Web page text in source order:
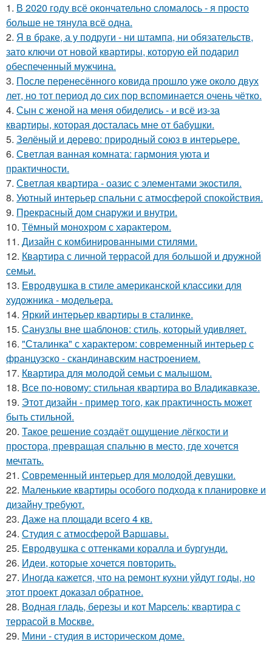
1. В 2020 году всё окончательно сломалось - я просто
больше не тянула всё одна.
2. Я в браке, а у подруги - ни штампа, ни обязательств,
зато ключи от новой квартиры, которую ей подарил
обеспеченный мужчина.
3. После перенесённого ковида прошло уже около двух
лет, но тот период до сих пор вспоминается очень чётко.
4. Сын с женой на меня обиделись - и всё из-за
квартиры, которая досталась мне от бабушки.
5. Зелёный и дерево: природный союз в интерьере.
6. Светлая ванная комната: гармония уюта и
практичности.
7. Светлая квартира - оазис с элементами экостиля.
8. Уютный интерьер спальни с атмосферой спокойствия.
9. Прекрасный дом снаружи и внутри.
10. Тёмный монохром с характером.
11. Дизайн с комбинированными стилями.
12. Квартира с личной террасой для большой и дружной
семьи.
13. Евродвушка в стиле американской классики для
художника - модельера.
14. Яркий интерьер квартиры в сталинке.
15. Санузлы вне шаблонов: стиль, который удивляет.
16. "Сталинка" с характером: современный интерьер с
французско - скандинавским настроением.
17. Квартира для молодой семьи с малышом.
18. Все по-новому: стильная квартира во Владикавказе.
19. Этот дизайн - пример того, как практичность может
быть стильной.
20. Такое решение создаёт ощущение лёгкости и
простора, превращая спальню в место, где хочется
мечтать.
21. Современный интерьер для молодой девушки.
22. Маленькие квартиры особого подхода к планировке и
дизайну требуют.
23. Даже на площади всего 4 кв.
24. Студия с атмосферой Варшавы.
25. Евродвушка с оттенками коралла и бургунди.
26. Идеи, которые хочется повторить.
27. Иногда кажется, что на ремонт кухни уйдут годы, но
этот проект доказал обратное.
28. Водная гладь, березы и кот Марсель: квартира с
террасой в Москве.
29. Мини - студия в историческом доме.